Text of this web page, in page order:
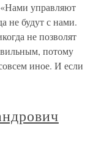
управляют
не будут с нами.
не позволят
потому
иное. И если